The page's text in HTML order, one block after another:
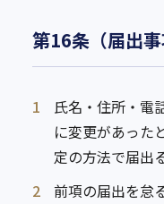
第16条（届出事
1
氏名・住所・電
に変更があった
定の方法で届出
2
前項の届出を怠